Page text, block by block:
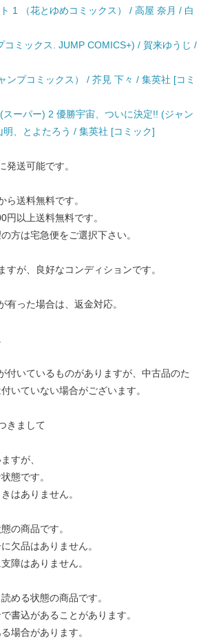
1 （花とゆめコミックス） / 高屋 奈月 / 白
コミックス. JUMP COMICS+) / 賀来ゆうじ /
ンプコミックス） / 芥見 下々 / 集英社 [コミ
ーパー) 2 優勝宇宙、ついに決定!! (ジャン
、とよたろう / 集英社 [コミック]
発送可能です。
ら送料無料です。
円以上送料無料です。
方は宅急便をご選択下さい。
すが、良好なコンディションです。
有った場合は、返金対応。
付いているものがありますが、中古品のた
いていない場合がございます。
きまして
すが、
態です。
ありません。
商品です。
品はありません。
はありません。
る状態の商品です。
込があることがあります。
合があります。